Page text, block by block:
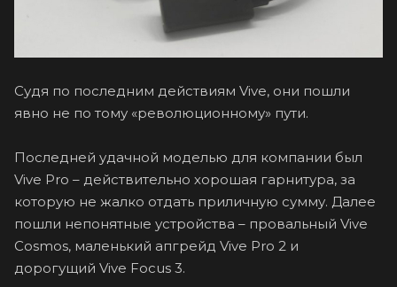
Судя по последним действиям Vive, они пошли
явно не по тому «революционному» пути.
Последней удачной моделью для компании был
Vive Pro – действительно хорошая гарнитура, за
которую не жалко отдать приличную сумму. Далее
пошли непонятные устройства – провальный Vive
Cosmos, маленький апгрейд Vive Pro 2 и
дорогущий Vive Focus 3.